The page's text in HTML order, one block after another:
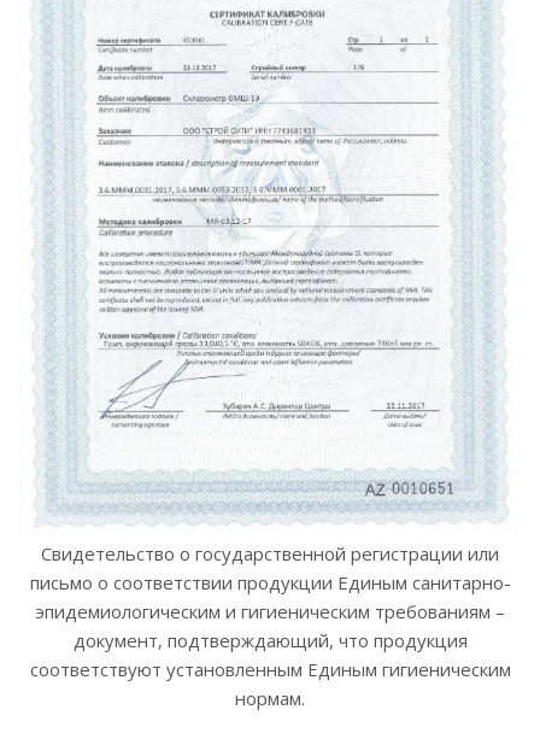
Свидетельство о государственной регистрации или
письмо о соответствии продукции Единым санитарно-
эпидемиологическим и гигиеническим требованиям –
документ, подтверждающий, что продукция
соответствуют установленным Единым гигиеническим
нормам.